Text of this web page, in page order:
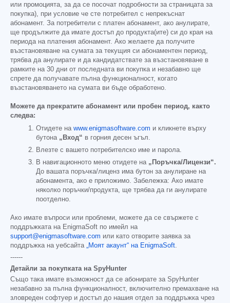
или промоцията, за да се посочат подробности за страницата за
покупка), при условие че сте потребител с непрекъснат
абонамент. За потребители с платен абонамент, ако анулирате,
ще продължите да имате достъп до продукта(ите) си до края на
периода на платения абонамент. Ако желаете да получите
възстановяване на сумата за текущия си абонаментен период,
трябва да анулирате и да кандидатствате за възстановяване в
рамките на 30 дни от последната ви покупка и незабавно ще
спрете да получавате пълна функционалност, когато
възстановяването на сумата ви бъде обработено.
Можете да прекратите абонамент или пробен период, както
следва:
Отидете на www.enigmasoftware.com и кликнете върху
бутона „Вход“ в горния десен ъгъл.
Влезте с вашето потребителско име и парола.
В навигационното меню отидете на „Поръчка/Лицензи“.
До вашата поръчка/лиценз има бутон за анулиране на
абонамента, ако е приложимо. Забележка: Ако имате
няколко поръчки/продукта, ще трябва да ги анулирате
поотделно.
Ако имате въпроси или проблеми, можете да се свържете с
поддръжката на EnigmaSoft по имейл на
support@enigmasoftware.com или като отворите заявка за
поддръжка на уебсайта „Моят акаунт“ на EnigmaSoft.
------
Детайли за покупката на SpyHunter
Също така имате възможност да се абонирате за SpyHunter
незабавно за пълна функционалност, включително премахване на
зловреден софтуер и достъп до нашия отдел за поддръжка чрез